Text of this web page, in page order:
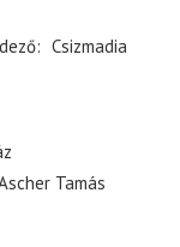
Csizmadia
Tamás